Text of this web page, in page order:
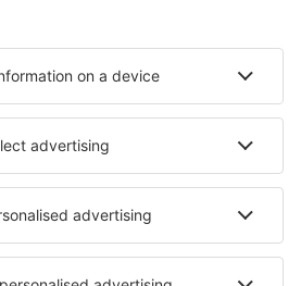
Hoteluri în La Tranche-sur-Mer
orașe
Hoteluri în Gorwihl
Hoteluri în Foz do Douro